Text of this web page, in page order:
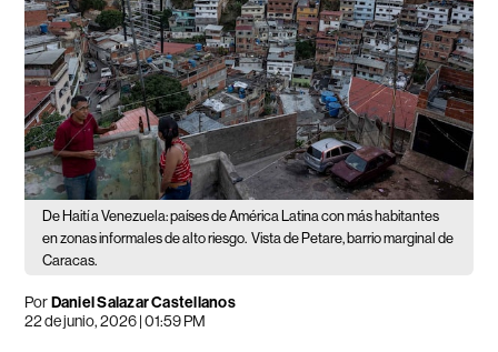
De Haití a Venezuela: países de América Latina con más habitantes
en zonas informales de alto riesgo. Vista de Petare, barrio marginal de
Caracas.
PorDaniel Salazar Castellanos
22 de junio, 2026 | 01:59 PM